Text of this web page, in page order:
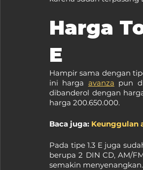
Harga
E
Hampir sama dengan
ini harga avanza pun
dibanderol dengan
harga 200.650.000.
Baca juga: Keunggulan
Pada tipe 1.3 E juga
berupa 2 DIN CD, AM/
semakin menyenangkan.